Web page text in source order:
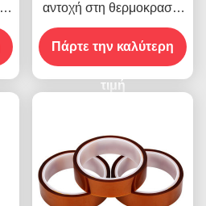
αντοχή στη θερμοκρασία
-10C-80C Μέθοδος
πληρωμής πιστωτικής
κάρτας για προηγούμενα
μοντέλα
Πάρτε την καλύτερη
τιμή